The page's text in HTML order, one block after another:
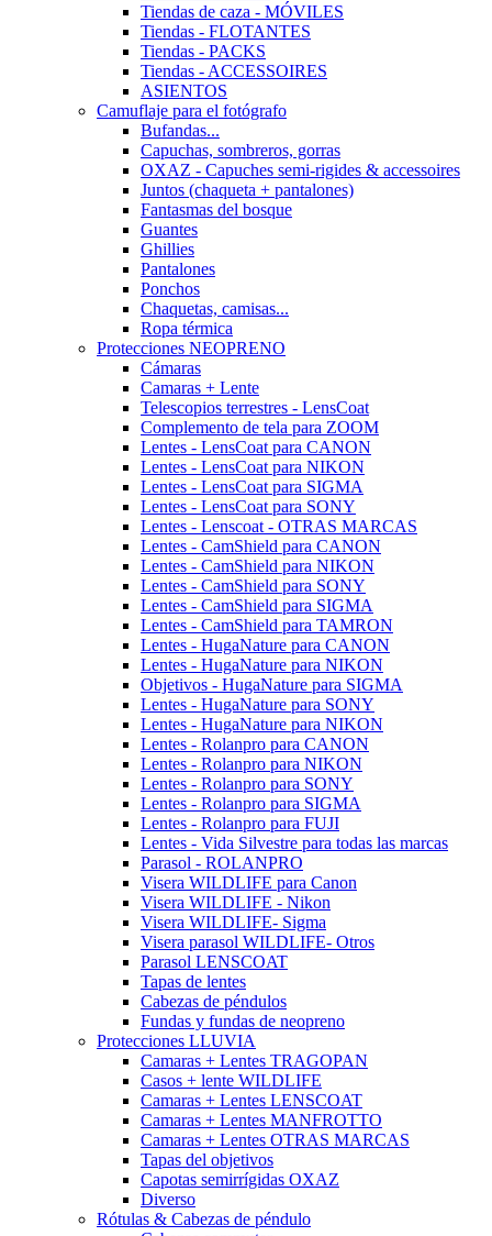
Tiendas de caza - MÓVILES
Tiendas - FLOTANTES
Tiendas - PACKS
Tiendas - ACCESSOIRES
ASIENTOS
Camuflaje para el fotógrafo
Bufandas...
Capuchas, sombreros, gorras
OXAZ - Capuches semi-rigides & accessoires
Juntos (chaqueta + pantalones)
Fantasmas del bosque
Guantes
Ghillies
Pantalones
Ponchos
Chaquetas, camisas...
Ropa térmica
Protecciones NEOPRENO
Cámaras
Camaras + Lente
Telescopios terrestres - LensCoat
Complemento de tela para ZOOM
Lentes - LensCoat para CANON
Lentes - LensCoat para NIKON
Lentes - LensCoat para SIGMA
Lentes - LensCoat para SONY
Lentes - Lenscoat - OTRAS MARCAS
Lentes - CamShield para CANON
Lentes - CamShield para NIKON
Lentes - CamShield para SONY
Lentes - CamShield para SIGMA
Lentes - CamShield para TAMRON
Lentes - HugaNature para CANON
Lentes - HugaNature para NIKON
Objetivos - HugaNature para SIGMA
Lentes - HugaNature para SONY
Lentes - HugaNature para NIKON
Lentes - Rolanpro para CANON
Lentes - Rolanpro para NIKON
Lentes - Rolanpro para SONY
Lentes - Rolanpro para SIGMA
Lentes - Rolanpro para FUJI
Lentes - Vida Silvestre para todas las marcas
Parasol - ROLANPRO
Visera WILDLIFE para Canon
Visera WILDLIFE - Nikon
Visera WILDLIFE- Sigma
Visera parasol WILDLIFE- Otros
Parasol LENSCOAT
Tapas de lentes
Cabezas de péndulos
Fundas y fundas de neopreno
Protecciones LLUVIA
Camaras + Lentes TRAGOPAN
Casos + lente WILDLIFE
Camaras + Lentes LENSCOAT
Camaras + Lentes MANFROTTO
Camaras + Lentes OTRAS MARCAS
Tapas del objetivos
Capotas semirrígidas OXAZ
Diverso
Rótulas & Cabezas de péndulo